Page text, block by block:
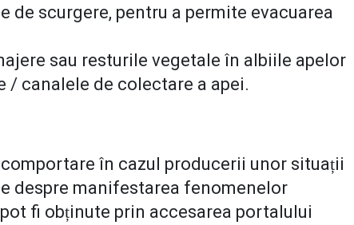
de scurgere, pentru a permite evacuarea
sau resturile vegetale în albiile apelor
/ canalele de colectare a apei.
în cazul producerii unor situații
despre manifestarea fenomenelor
fi obținute prin accesarea portalului